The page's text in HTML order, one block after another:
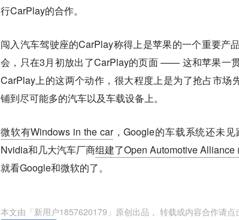
行CarPlay的合作。
闯入汽车驾驶座的CarPlay称得上是苹果的一个重要产
会，只在3月初放出了CarPlay的页面 —— 这和苹果一
CarPlay上的这两个动作，很大程度上是为了抢占市场
铺到尽可能多的汽车以及车载设备上。
微软有Windows in the car，Google的车载系统还未
Nvidia和几大汽车厂商组建了Open Automotive Alliance
就看Google和微软的了。
本文由「新用户1857620179 」原创出品， 转载或内容合作请点